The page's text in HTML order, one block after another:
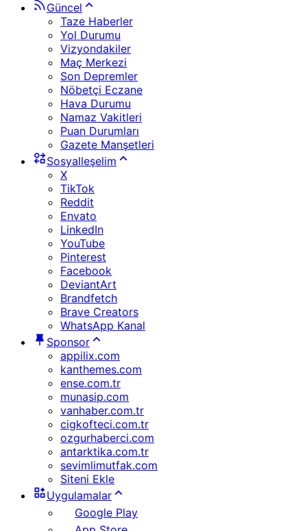
Güncel
Taze Haberler
Yol Durumu
Vizyondakiler
Maç Merkezi
Son Depremler
Nöbetçi Eczane
Hava Durumu
Namaz Vakitleri
Puan Durumları
Gazete Manşetleri
Sosyalleşelim
X
TikTok
Reddit
Envato
LinkedIn
YouTube
Pinterest
Facebook
DeviantArt
Brandfetch
Brave Creators
WhatsApp Kanal
Sponsor
appilix.com
kanthemes.com
ense.com.tr
munasip.com
vanhaber.com.tr
cigkofteci.com.tr
ozgurhaberci.com
antarktika.com.tr
sevimlimutfak.com
Siteni Ekle
Uygulamalar
Google Play